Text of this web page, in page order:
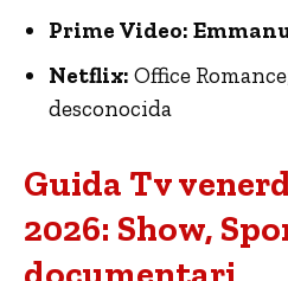
Prime Video:
Netflix: Office
desconocida
Guida Tv
2026: Show,